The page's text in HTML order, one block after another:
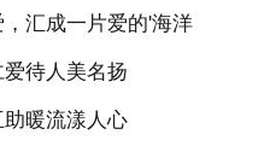
汇成一片爱的'海洋
待人美名扬
暖流漾人心